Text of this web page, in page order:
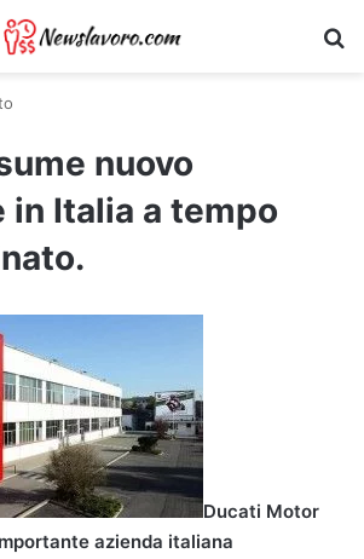
nuovo
in Italia a tempo
Ducati Motor
azienda italiana